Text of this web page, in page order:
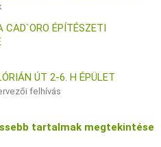
ÉPÍTÉSZETI
ÚT 2-6. H ÉPÜLET
felhívás
tartalmak megtekintése